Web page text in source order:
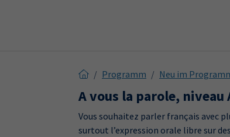
Programm Neu im
A vous la parole, niveau
Vous souhaitez parler français avec
surtout l’expression orale libre sur